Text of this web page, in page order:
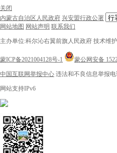
关闭
内蒙古自治区人民政府 兴安盟行政公署
网站地图 网站声明 联系我们
主办单位:科尔沁右翼前旗人民政府 技术维
蒙ICP备2021004128号-1 蒙公网安备
中国互联网举报中心 违法和不良信息举报电
网站支持IPv6